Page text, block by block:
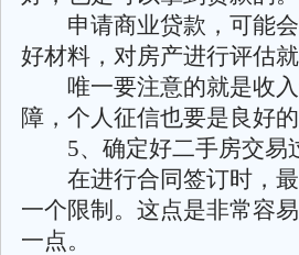
申请商业贷款，可能会
好材料，对房产进行评估就
唯一要注意的就是收入
障，个人征信也要是良好
5、确定好二手房交易
在进行合同签订时，最
一个限制。这点是非常容
一点。